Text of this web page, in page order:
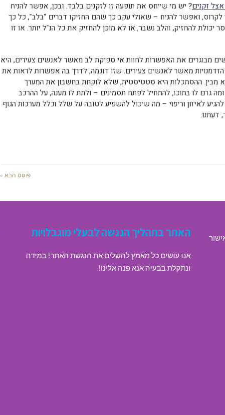
זקנים? יש מי שייחס את תופעה זו לזקנים בלבד. ובכן, אפשר להניח
ואפשר להניח – שאולי עקב כך שהם החזיקו דברים "בלב", כל כך
יכולת להחזיק, והלב נשבר, או לא מוכן להחזיק את כל הנ"ל יותר. או זו
מבוגרים את האפשרות לחוות אי ספיקת לב מאשר לאנשים צעירים, היא
מאשר לאנשים צעירים. שזו דוגמה, לדרך בה אפשרות לראות את
מבין. ההסתכלות היא סטטיסטית, שלא לוקחת בחשבון את המערך
גרם לו בתוכו, להתחיל לפתח תסמינים – ולתת לו מענה, על ההרכב
לאיזון וריפוי – מה שיכול להשפיע לטובה על שלל וכלל מערכות הגוף
דעתנו.
פוסט הבא »
האתר בתהליך הנגשה לבעלי מוגבלויות
אנו עושים כל מאמץ להשלים את הנגשת האתר! במידה
ונתקלת בבעיה אנא פנה אלינו!